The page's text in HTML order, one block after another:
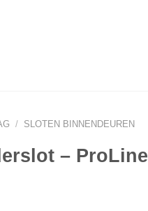
/ SLOTEN BINNENDEUREN
– ProLine